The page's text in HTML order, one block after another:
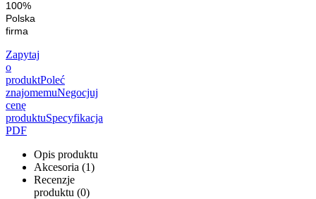
100%
Polska
firma
Zapytaj
o
produktPoleć
znajomemuNegocjuj
cenę
produktuSpecyfikacja
PDF
Opis produktu
Akcesoria (1)
Recenzje
produktu (0)